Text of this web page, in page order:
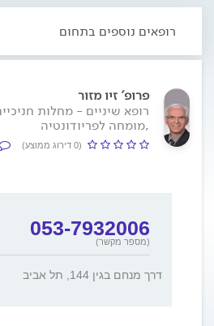
רופאים נוספים בתחום
פרופ' זיו מזור
רופא שיניים - מחלות
,מומחה לפריודונטיה
(0 דירוג ממוצע)
053-7932006
(מספר מקשר)
דרך מנחם בגין 144, תל אביב